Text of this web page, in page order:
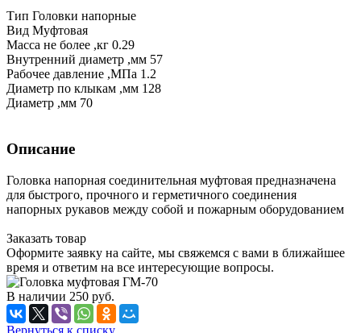
Тип Головки напорные
Вид Муфтовая
Масса не более ,кг 0.29
Внутренний диаметр ,мм 57
Рабочее давление ,МПа 1.2
Диаметр по клыкам ,мм 128
Диаметр ,мм 70
Описание
Головка напорная соединительная муфтовая предназначена
для быстрого, прочного и герметичного соединения
напорных рукавов между собой и пожарным оборудованием
Заказать товар
Оформите заявку на сайте, мы свяжемся с вами в ближайшее
время и ответим на все интересующие вопросы.
В наличии 250 руб.
Вернуться к списку